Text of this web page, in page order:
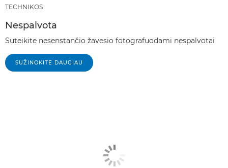
TECHNIKOS
Nespalvota
Suteikite nesenstančio žavesio fotografuodami nespalvotai
SUŽINOKITE DAUGIAU